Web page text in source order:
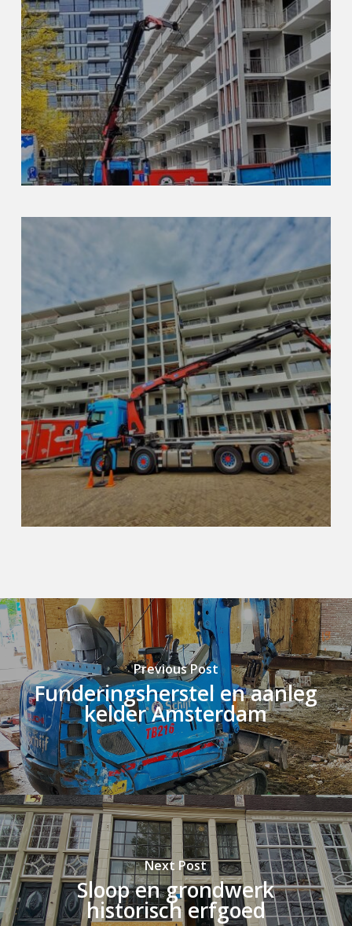
Previous Post
Funderingsherstel en aanleg
kelder Amsterdam
Next Post
Sloop en grondwerk
historisch erfgoed